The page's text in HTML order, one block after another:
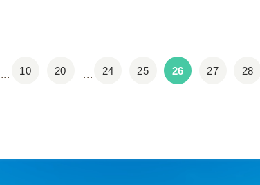
... 10 20 ... 24 25 26 27 28